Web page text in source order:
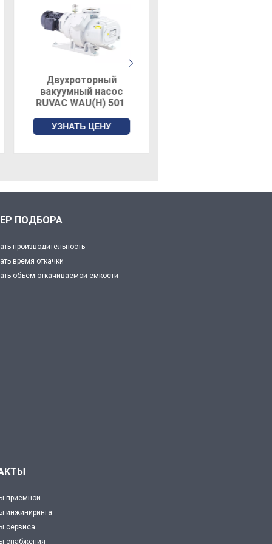
Двухроторный
вакуумный насос
RUVAC WAU(H) 501
УЗНАТЬ ЦЕНУ
ПОДБОРА
производительность
время откачки
объём откачиваемой ёмкости
приёмной
инжиниринга
сервиса
снабжения